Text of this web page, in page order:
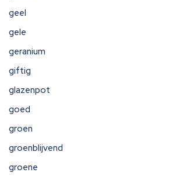
geel
gele
geranium
giftig
glazenpot
goed
groen
groenblijvend
groene